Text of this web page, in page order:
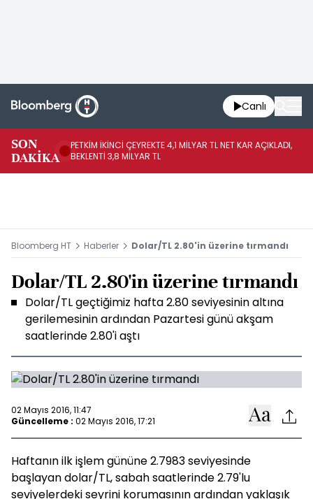
Canlı
SON
DAKİKA
PETKİM İKİNCİ ÇEYREKTE 4,1 MİLYAR TL NET KAR AÇIKLADI,
BEKLENTİ 3,8 MİLYAR TL
Bloomberg HT Haberler Dolar/TL 2.80'in üzerine tırmandı
Dolar/TL 2.80'in üzerine tırmandı
Dolar/TL geçtiğimiz hafta 2.80 seviyesinin altına
gerilemesinin ardından Pazartesi günü akşam
saatlerinde 2.80'i aştı
02 Mayıs 2016, 11:47
Güncelleme : 02 Mayıs 2016, 17:21
Haftanın ilk işlem gününe 2.7983 seviyesinde
başlayan dolar/TL, sabah saatlerinde 2.79'lu
seviyelerdeki seyrini korumasının ardından yaklaşık